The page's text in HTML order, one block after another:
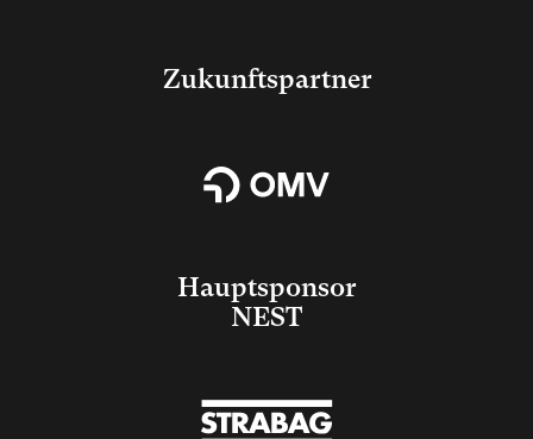
Zukunftspartner
Hauptsponsor
NEST